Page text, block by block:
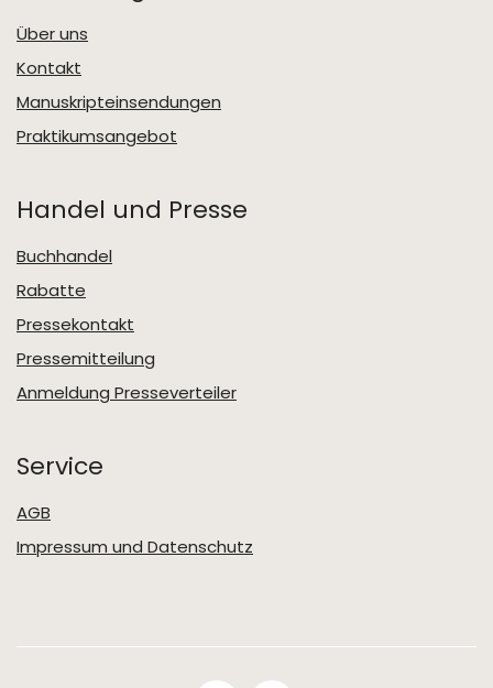
Über uns
Kontakt
Manuskripteinsendungen
Praktikumsangebot
Handel und Presse
Buchhandel
Rabatte
Pressekontakt
Pressemitteilung
Anmeldung Presseverteiler
Service
AGB
Impressum und Datenschutz